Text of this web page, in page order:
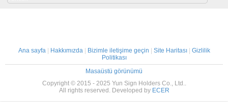
Ana sayfa| Hakkımızda| Bizimle iletişime geçin Site Haritası| Gizlilik
Politikası
Masaüstü görünümü
Copyright © 2015 - 2025 Yun Sign Holders Co., Ltd..
All rights reserved. Developed by ECER